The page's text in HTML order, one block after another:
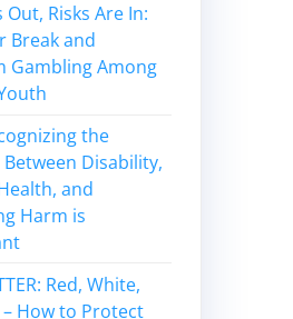
Out, Risks Are In:
Break and
Gambling Among
the
Disability,
and
Harm is
Red, White,
How to Protect